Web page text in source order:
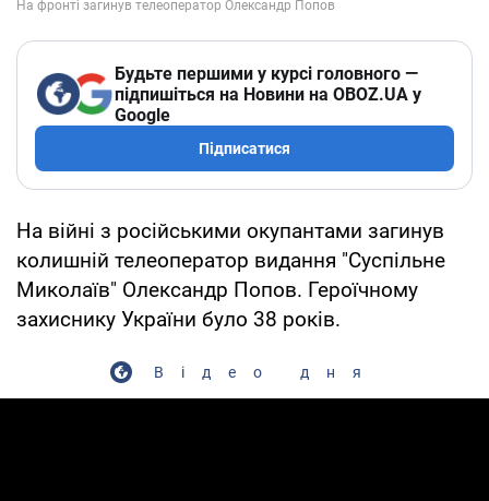
Будьте першими у курсі головного —
підпишіться на Новини на OBOZ.UA у
Google
Підписатися
На війні з російськими окупантами загинув
колишній телеоператор видання "Суспільне
Миколаїв" Олександр Попов. Героїчному
захиснику України було 38 років.
Відео дня